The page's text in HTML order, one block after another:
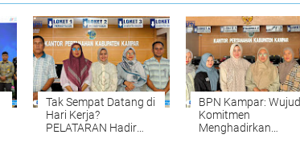
Tak Sempat Datang di
Hari Kerja?
PELATARAN Hadir
BPN Kampar: Wujud
Komitmen
Menghadirkan